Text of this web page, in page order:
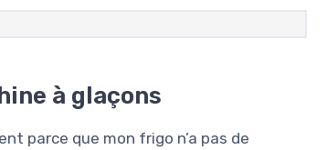
à glaçons
parce que mon frigo n’a pas de